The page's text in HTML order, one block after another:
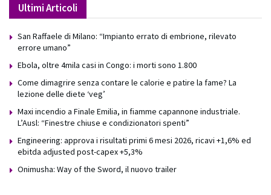
Ultimi Articoli
San Raffaele di Milano: “Impianto errato di embrione, rilevato
errore umano”
Ebola, oltre 4mila casi in Congo: i morti sono 1.800
Come dimagrire senza contare le calorie e patire la fame? La
lezione delle diete ‘veg’
Maxi incendio a Finale Emilia, in fiamme capannone industriale.
L’Ausl: “Finestre chiuse e condizionatori spenti”
Engineering: approva i risultati primi 6 mesi 2026, ricavi +1,6% ed
ebitda adjusted post-capex +5,3%
Onimusha: Way of the Sword, il nuovo trailer